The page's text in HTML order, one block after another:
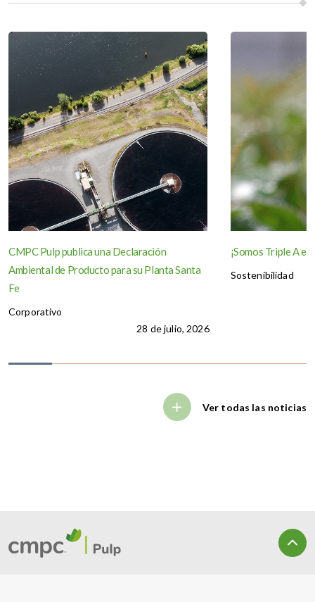
CMPC Pulp publica una Declaración
Ambiental de Producto para su Planta Santa
Fe
Corporativo
28 de julio, 2026
¡Somos Triple A
Sostenibilidad
Ver todas las noticias